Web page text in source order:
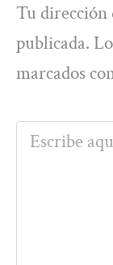
Tu dirección
publicada.
marcados
Escribe
aquí...